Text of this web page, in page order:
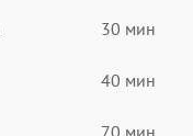
30 мин
40 мин
70 мин